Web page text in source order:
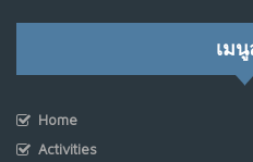
เม
Home
Activities